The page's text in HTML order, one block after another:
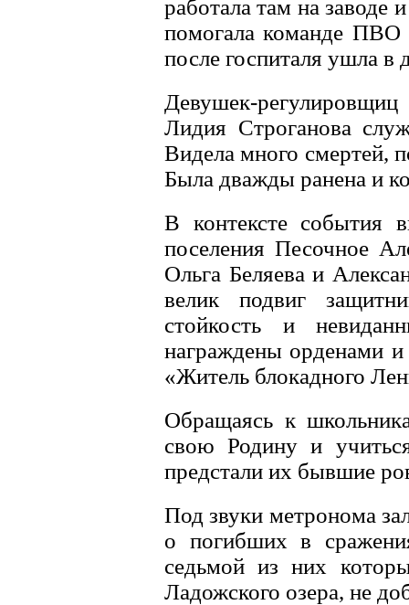
работала там на заводе
помогала команде ПВО
после госпиталя ушла
Девушек-
Лидия Строганова
Видела много смертей,
Была дважды ранена и
В контексте события
поселения Песочное
Ольга Беляева и
велик подвиг
стойкость и
награждены орденами и
«Житель блокадного
Обращаясь к
свою Родину и
предстали их бывшие
Под звуки метронома
о погибших в
седьмой из них
Ладожского озера, не